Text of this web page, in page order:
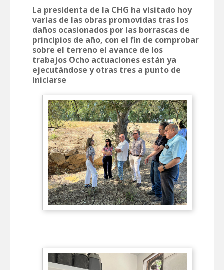
La presidenta de la CHG ha visitado hoy
varias de las obras promovidas tras los
daños ocasionados por las borrascas de
principios de año, con el fin de comprobar
sobre el terreno el avance de los
trabajos Ocho actuaciones están ya
ejecutándose y otras tres a punto de
iniciarse